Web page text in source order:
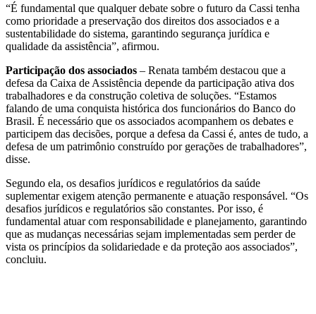
“É fundamental que qualquer debate sobre o futuro da Cassi tenha
como prioridade a preservação dos direitos dos associados e a
sustentabilidade do sistema, garantindo segurança jurídica e
qualidade da assistência”, afirmou.
Participação dos associados – Renata também destacou que a
defesa da Caixa de Assistência depende da participação ativa dos
trabalhadores e da construção coletiva de soluções. “Estamos
falando de uma conquista histórica dos funcionários do Banco do
Brasil. É necessário que os associados acompanhem os debates e
participem das decisões, porque a defesa da Cassi é, antes de tudo, a
defesa de um patrimônio construído por gerações de trabalhadores”,
disse.
Segundo ela, os desafios jurídicos e regulatórios da saúde
suplementar exigem atenção permanente e atuação responsável. “Os
desafios jurídicos e regulatórios são constantes. Por isso, é
fundamental atuar com responsabilidade e planejamento, garantindo
que as mudanças necessárias sejam implementadas sem perder de
vista os princípios da solidariedade e da proteção aos associados”,
concluiu.